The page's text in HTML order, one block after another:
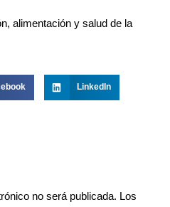
alimentación y salud de la
LinkedIn
no será publicada. Los